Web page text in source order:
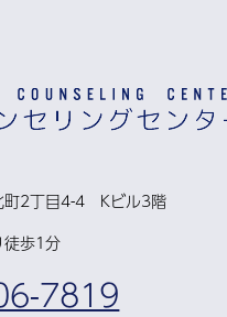
町2丁目4-4 Kビル3階
徒歩1分
7819